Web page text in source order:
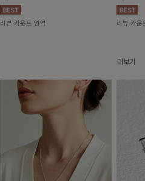
리뷰 카운트 영역 리뷰 카운
더보기